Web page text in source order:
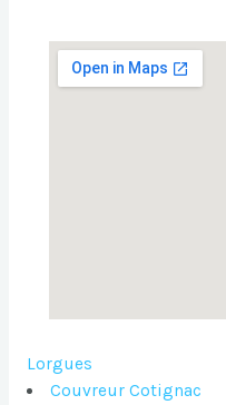
Lorgues
Couvreur Cotignac